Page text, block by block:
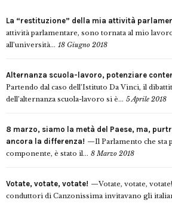
La “restituzione” della mia attività
attività parlamentare, sono tornata al mio
all’università... 18 Giugno 2018
Alternanza scuola-lavoro, potenziare
Partendo dal caso dell’Istituto Da Vinci, il
dell’alternanza scuola-lavoro si è... 5 Aprile 2018
8 marzo, siamo la metà del Paese, ma,
ancora la differenza!
Il Parlamento che sta
componente, è stato il... 8 Marzo 2018
Votate, votate, votate!
Votate, votate,
conduttori di Canzonissima invitavano gli